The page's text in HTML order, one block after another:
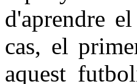
d'aprendre
cas, el
aquest